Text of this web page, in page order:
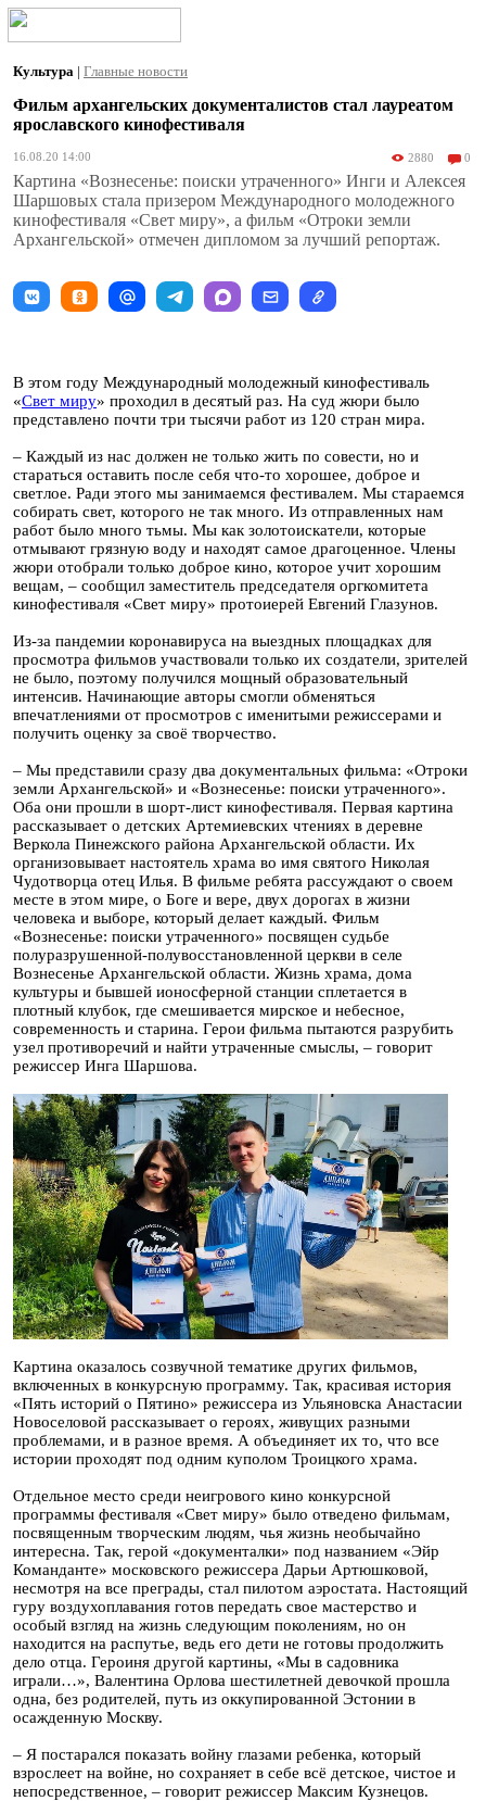
Культура | Главные новости
Фильм архангельских документалистов стал лауреатом
ярославского кинофестиваля
16.08.20 14:00 2880 0
Картина «Вознесенье: поиски утраченного» Инги и Алексея
Шаршовых стала призером Международного молодежного
кинофестиваля «Свет миру», а фильм «Отроки земли
Архангельской» отмечен дипломом за лучший репортаж.
В этом году Международный молодежный кинофестиваль
«Свет миру» проходил в десятый раз. На суд жюри было
представлено почти три тысячи работ из 120 стран мира.
– Каждый из нас должен не только жить по совести, но и
стараться оставить после себя что-то хорошее, доброе и
светлое. Ради этого мы занимаемся фестивалем. Мы стараемся
собирать свет, которого не так много. Из отправленных нам
работ было много тьмы. Мы как золотоискатели, которые
отмывают грязную воду и находят самое драгоценное. Члены
жюри отобрали только доброе кино, которое учит хорошим
вещам, – сообщил заместитель председателя оргкомитета
кинофестиваля «Свет миру» протоиерей Евгений Глазунов.
Из-за пандемии коронавируса на выездных площадках для
просмотра фильмов участвовали только их создатели, зрителей
не было, поэтому получился мощный образовательный
интенсив. Начинающие авторы смогли обменяться
впечатлениями от просмотров с именитыми режиссерами и
получить оценку за своё творчество.
– Мы представили сразу два документальных фильма: «Отроки
земли Архангельской» и «Вознесенье: поиски утраченного».
Оба они прошли в шорт-лист кинофестиваля. Первая картина
рассказывает о детских Артемиевских чтениях в деревне
Веркола Пинежского района Архангельской области. Их
организовывает настоятель храма во имя святого Николая
Чудотворца отец Илья. В фильме ребята рассуждают о своем
месте в этом мире, о Боге и вере, двух дорогах в жизни
человека и выборе, который делает каждый. Фильм
«Вознесенье: поиски утраченного» посвящен судьбе
полуразрушенной-полувосстановленной церкви в селе
Вознесенье Архангельской области. Жизнь храма, дома
культуры и бывшей ионосферной станции сплетается в
плотный клубок, где смешивается мирское и небесное,
современность и старина. Герои фильма пытаются разрубить
узел противоречий и найти утраченные смыслы, – говорит
режиссер Инга Шаршова.
Картина оказалось созвучной тематике других фильмов,
включенных в конкурсную программу. Так, красивая история
«Пять историй о Пятино» режиссера из Ульяновска Анастасии
Новоселовой рассказывает о героях, живущих разными
проблемами, и в разное время. А объединяет их то, что все
истории проходят под одним куполом Троицкого храма.
Отдельное место среди неигрового кино конкурсной
программы фестиваля «Свет миру» было отведено фильмам,
посвященным творческим людям, чья жизнь необычайно
интересна. Так, герой «документалки» под названием «Эйр
Команданте» московского режиссера Дарьи Артюшковой,
несмотря на все преграды, стал пилотом аэростата. Настоящий
гуру воздухоплавания готов передать свое мастерство и
особый взгляд на жизнь следующим поколениям, но он
находится на распутье, ведь его дети не готовы продолжить
дело отца. Героиня другой картины, «Мы в садовника
играли…», Валентина Орлова шестилетней девочкой прошла
одна, без родителей, путь из оккупированной Эстонии в
осажденную Москву.
– Я постарался показать войну глазами ребенка, который
взрослеет на войне, но сохраняет в себе всё детское, чистое и
непосредственное, – говорит режиссер Максим Кузнецов.